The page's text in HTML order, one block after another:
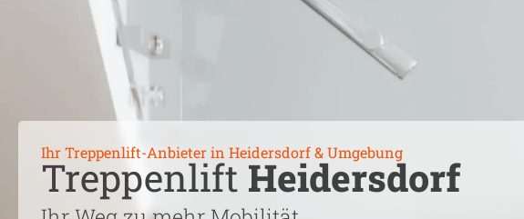
Ihr Treppenlift-Anbieter in Heidersdorf& Umgebung
Treppenlift Heidersdorf